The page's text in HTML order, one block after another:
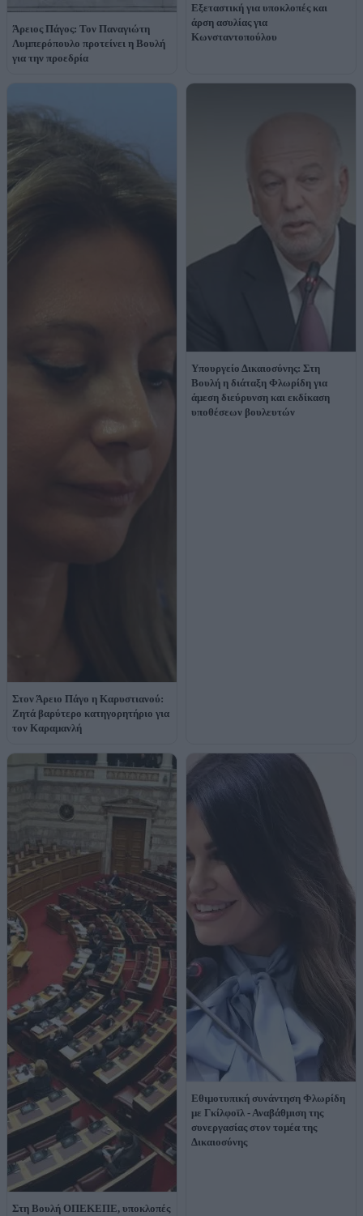
Άρειος Πάγος: Τον Παναγιώτη
Λυμπερόπουλο προτείνει η Βουλή
για την προεδρία
Εξεταστική για υποκλοπές και
άρση ασυλίας για
Κωνσταντοπούλου
Στον Άρειο Πάγο η Καρυστιανού:
Ζητά βαρύτερο κατηγορητήριο για
τον Καραμανλή
Υπουργείο Δικαιοσύνης: Στη
Βουλή η διάταξη Φλωρίδη για
άμεση διεύρυνση και εκδίκαση
υποθέσεων βουλευτών
Στη Βουλή ΟΠΕΚΕΠΕ, υποκλοπές
Εθιμοτυπική συνάντηση Φλωρίδη
με Γκίλφοϊλ - Αναβάθμιση της
συνεργασίας στον τομέα της
Δικαιοσύνης